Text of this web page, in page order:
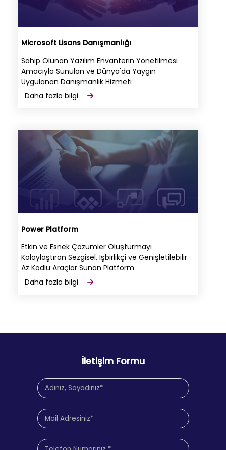
Microsoft Lisans Danışmanlığı
Sahip Olunan Yazılım Envanterin Yönetilmesi
Amacıyla Sunulan ve Dünya'da Yaygın
Uygulanan Danışmanlık Hizmeti
Daha fazla bilgi
Power Platform
Etkin ve Esnek Çözümler Oluşturmayı
Kolaylaştıran Sezgisel, İşbirlikçi ve Genişletilebilir
Az Kodlu Araçlar Sunan Platform
Daha fazla bilgi
İletişim Formu